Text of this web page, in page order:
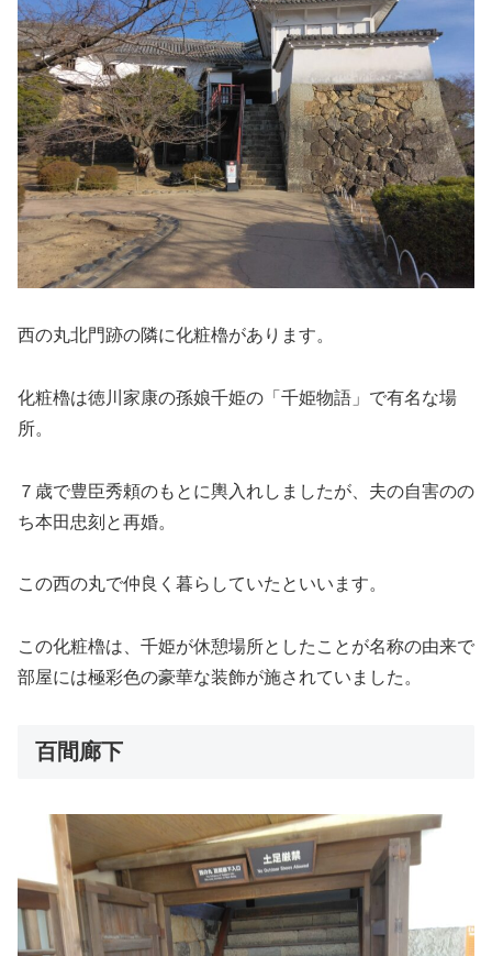
西の丸北門跡の隣に化粧櫓があります。
化粧櫓は徳川家康の孫娘千姫の「千姫物語」で有名な場
所。
７歳で豊臣秀頼のもとに輿入れしましたが、夫の自害のの
ち本田忠刻と再婚。
この西の丸で仲良く暮らしていたといいます。
この化粧櫓は、千姫が休憩場所としたことが名称の由来で
部屋には極彩色の豪華な装飾が施されていました。
百間廊下